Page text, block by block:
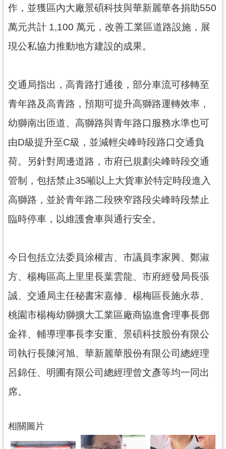
網
隱
私
策
網
站
安
全
策
政
府
站
開
放
宣
告
作，並獲區內大廠景碩科技與華新麗華各捐助550
萬元共計 1,100 萬元，改善工業區道路設施，展
現公私協力推動地方建設的成果。
交通局指出，高青路打通後，部分車流可移轉至
青年路及高青路，預期可提升高獅路運轉效率，
幼獅南出匝道、高獅路與青年路口服務水準也可
由D級提升至C級，並減輕尖峰時段路口交通負
荷。另針對周邊道路，市府已規劃尖峰時段交通
管制，包括禁止35噸以上大貨車於特定時段進入
高獅路，並於青年路二段狹窄路段尖峰時段禁止
臨時停車，以維護會車與通行安全。
今日包括立法委員涂權吉、市議員李家興、鄭淑
方、楊梅區高上里里長葉雲龍、市府經發局長張
誠、交通局主任秘書宋嘉修、楊梅區長施永恭、
桃園市楊梅幼獅擴大工業區廠商協進會理事長鄧
金祥、輔導理事長李安重、景碩科技股份有限公
司執行長陳河旭、華新麗華股份有限公司總經理
呂錦任、明圃有限公司總經理曾文彥等均一同出
席。
相關圖片